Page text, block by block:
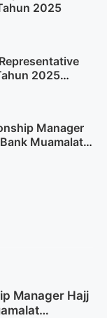
2025
2025
Manager
Muamalat
Manager Hajj